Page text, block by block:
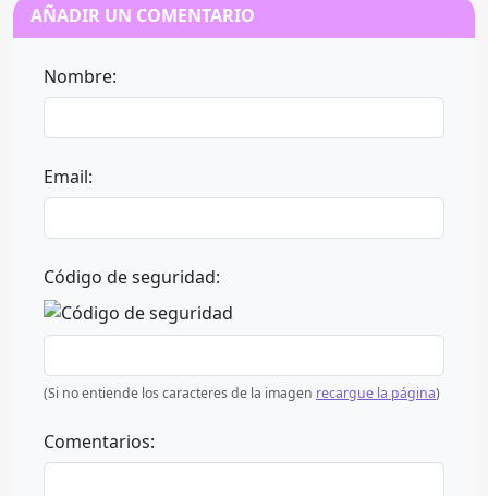
AÑADIR UN COMENTARIO
Nombre:
Email:
Código de seguridad:
(Si no entiende los caracteres de la imagen recargue la página)
Comentarios: